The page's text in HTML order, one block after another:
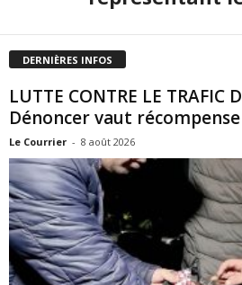
DERNIÈRES INFOS
LUTTE CONTRE LE TRAFIC
Dénoncer vaut
Le Courrier - 8 août 2026